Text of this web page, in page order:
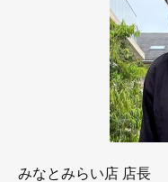
みなとみらい店 店長